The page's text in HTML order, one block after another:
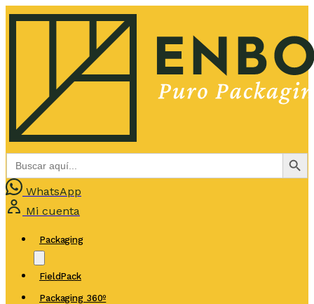
Buscar: Botón de
WhatsApp
Mi cuenta
Packaging
FieldPack
Packaging 360º